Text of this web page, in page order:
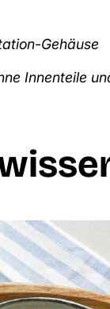
Gehäuse
Innenteile